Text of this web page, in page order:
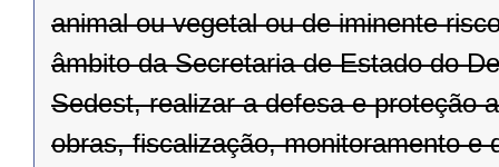
animal ou vegetal ou de iminente
âmbito da Secretaria de Estado do
Sedest, realizar a defesa e proteção
obras, fiscalização, monitoramento e